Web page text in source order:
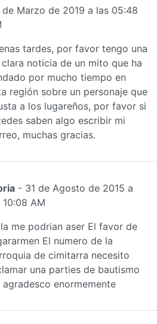
de Marzo de 2019 a las 05:48
tardes, por favor tengo una
clara noticia de un mito que ha
por mucho tiempo en
región sobre un personaje que
a los lugareños, por favor si
saben algo escribir mi
muchas gracias.
- 31 de Agosto de 2015 a
10:08 AM
me podrian aser El favor de
El numero de la
de cimitarra necesito
una parties de bautismo
agradesco enormemente